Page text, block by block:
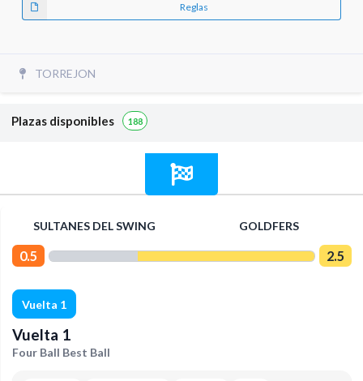
Reglas
TORREJON
Plazas disponibles 188
SULTANES DEL SWING GOLDFERS
0.5 2.5
Vuelta 1
Vuelta 1
Four Ball Best Ball